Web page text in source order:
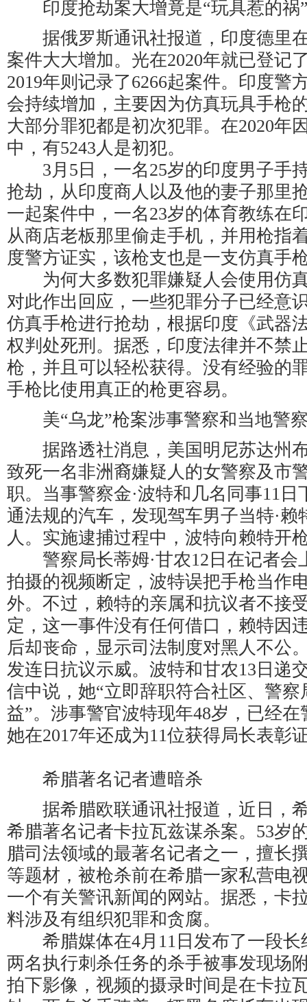
印度抢劫案大增竟是“玩具惹的祸
据俄罗斯通讯社报道，印度德里
案件大大增加。光在2020年就已登记
2019年则记录了6266起案件。印度警
会持续增加，主要因为仿真玩具手枪
大部分罪犯都是初次犯罪。在2020年
中，有5243人是初犯。
3月5日，一名25岁的印度男子手
抢劫，从印度商人以及他的妻子那里
一起案件中，一名23岁的体育教练在
从商店老板那里偷走手机，并用枪指
度警方证实，该枪支也是一支仿真手
为何大多数犯罪嫌疑人会使用仿
对此作出回应，一些犯罪分子已经意
仿真手枪进行抢劫，根据印度《武器
权判处死刑。据悉，印度法律并不禁
枪，并且可以轻松获得。没有经验的
手枪比使用真正的枪更容易。
美“乌龙”枪案涉事警察和当地警
据路透社消息，美国明尼苏达州
致死一名非洲裔嫌疑人的女警察及市
职。当事警察金·波特和几名同事11
通法规的汽车，发现驾车男子当特·赖
人。实施逮捕过程中，波特向赖特开
警察局长蒂姆·甘农12日在记者会
拍摄的视频断定，波特误把手枪当作
外。不过，赖特的亲属和抗议者不接
定，这一事件没有任何借口，赖特因
后却丧命，显示司法制度对黑人不公
发连日抗议示威。波特和甘农13日递
信中说，她“立即辞职符合社区、警
益”。涉事警官波特现年48岁，已经
她在2017年还成为11位获得局长表彰
希腊著名记者遭暗杀
据希腊欧联通讯社报道，近日，
希腊著名记者卡拉瓦兹谋杀案。53岁
腊司法领域的最著名记者之一，擅长
等题材，被枪杀前在希腊一家私营电
一个有关警讯新闻的网站。据悉，卡
料涉及有组织犯罪和贪腐。
希腊媒体在4月11日发布了一段长
两名执行刺杀任务的杀手被事发现场
拍下影像，视频的摄录时间是在卡拉